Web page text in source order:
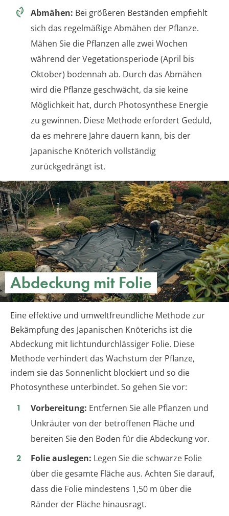
Abmähen: Bei größeren Beständen empfiehlt
sich das regelmäßige Abmähen der Pflanze.
Mähen Sie die Pflanzen alle zwei Wochen
während der Vegetationsperiode (April bis
Oktober) bodennah ab. Durch das Abmähen
wird die Pflanze geschwächt, da sie keine
Möglichkeit hat, durch Photosynthese Energie
zu gewinnen. Diese Methode erfordert Geduld,
da es mehrere Jahre dauern kann, bis der
Japanische Knöterich vollständig
zurückgedrängt ist.
Abdeckung mit Folie
Eine effektive und umweltfreundliche Methode zur
Bekämpfung des Japanischen Knöterichs ist die
Abdeckung mit lichtundurchlässiger Folie. Diese
Methode verhindert das Wachstum der Pflanze,
indem sie das Sonnenlicht blockiert und so die
Photosynthese unterbindet. So gehen Sie vor:
Vorbereitung: Entfernen Sie alle Pflanzen und
Unkräuter von der betroffenen Fläche und
bereiten Sie den Boden für die Abdeckung vor.
Folie auslegen: Legen Sie die schwarze Folie
über die gesamte Fläche aus. Achten Sie darauf,
dass die Folie mindestens 1,50 m über die
Ränder der Fläche hinausragt.